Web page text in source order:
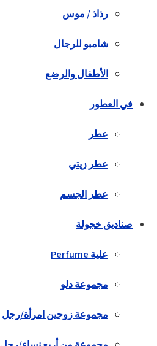
رذاذ / موس
شامبو للرجال
الأطفال والرضع
في العطور
عطر
عطر زيتي
عطر الجسم
صناديق خجولة
علية Perfume
مجموعة دلو
مجموعة زوجين امرأة/رجل